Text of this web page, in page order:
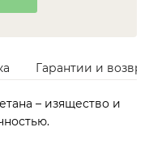
Гарантии и
– изящество и